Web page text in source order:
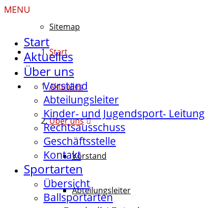
Sitemap
MENU
Start
Aktuelles
Über uns
Vorstand
Abteilungsleiter
Start
Aktuelles
Über uns
Vorstand
Abteilungsleiter
Kinder- und Jugendsport- Leitung
Rechtsausschuss
Geschäftsstelle
Kontakt
Sportarten
Übersicht
Ballsportarten